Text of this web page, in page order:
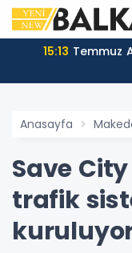
15:13 Temmuz
Anasayfa
Save
trafik